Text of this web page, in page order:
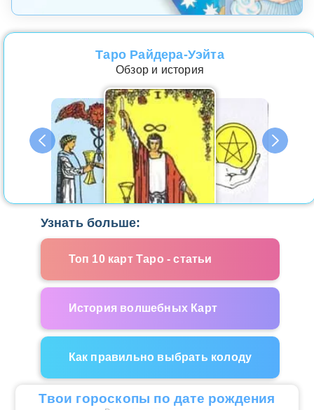
Таро Райдера-Уэйта
Обзор и история
Узнать больше:
Топ 10 карт Таро - статьи
История волшебных Карт
Как правильно выбрать колоду
Твои гороскопы по дате рождения